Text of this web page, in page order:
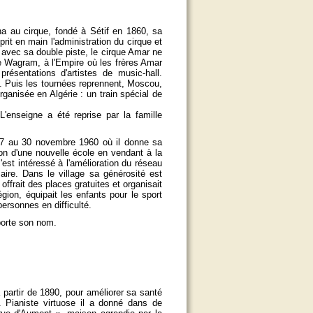
au cirque, fondé à Sétif en 1860, sa
en main l'administration du cirque et
sa double piste, le cirque Amar ne
à l'Empire où les frères Amar
d'artistes de music-hall.
les tournées reprennent, Moscou,
en Algérie : un train spécial de
a été reprise par la famille
au 30 novembre 1960 où il donne sa
d'une nouvelle école en vendant à la
intéressé à l'amélioration du réseau
Dans le village sa générosité est
des places gratuites et organisait
équipait les enfants pour le sport
en difficulté.
son nom.
de 1890, pour améliorer sa santé
Pianiste virtuose il a donné dans de